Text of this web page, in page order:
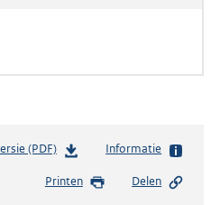
(PDF)b
s
Informatie
Printen Delen